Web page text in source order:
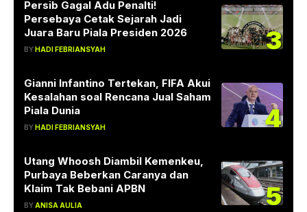
Persib Gagal Adu Penalti!
Persebaya Cetak Sejarah Jadi
Juara Baru Piala Presiden 2026
BYHADI FEBRIANSYAH 3
Gianni Infantino Tertekan, FIFA Akui
Kesalahan soal Rencana Jual Saham
Piala Dunia
BYHADI FEBRIANSYAH 4
Utang Whoosh Diambil Kemenkeu,
Purbaya Beberkan Caranya dan
Klaim Tak Bebani APBN
BYANISA AULIA 5